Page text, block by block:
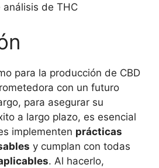
análisis de THC
para la producción de CBD
con un futuro
para asegurar su
a largo plazo, es esencial
implementen prácticas
y cumplan con todas
. Al hacerlo,